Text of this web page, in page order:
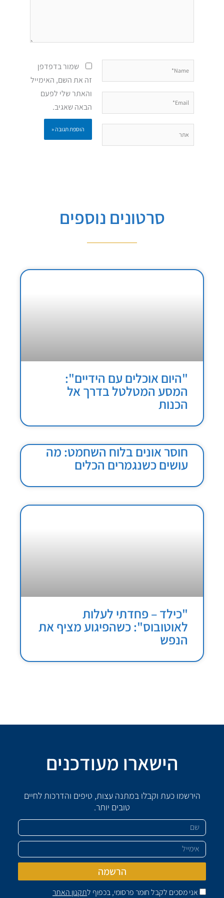
Email*
שמור בדפדפן
זה את השם, האימייל
והאתר שלי לפעם
הבאה שאגיב.
סרטונים נוספים
"היום אוכלים עם הידיים":
המסע המטלטל בדרך אל
הכנות
חוסר אונים בלוח השחמט: מה
עושים כשנגמרים הכלים
"כילד – פחדתי לעלות
לאוטובוס": כשהפיגוע מציף את
הנפש
הישארו מעודכנים
הירשמו כעת וקבלו במתנה עצות, טיפים והדרכות לחיים
טובים יותר.
שם
אימייל
אני מסכים לקבל חומר פרסומי, בכפוף לתקנון האתר
הרשמה